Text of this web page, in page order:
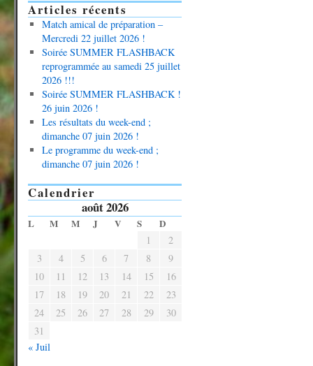
Articles récents
Match amical de préparation –
Mercredi 22 juillet 2026 !
Soirée SUMMER FLASHBACK
reprogrammée au samedi 25 juillet
2026 !!!
Soirée SUMMER FLASHBACK !
26 juin 2026 !
Les résultats du week-end ;
dimanche 07 juin 2026 !
Le programme du week-end ;
dimanche 07 juin 2026 !
Calendrier
août 2026
L M M J V S D
1
2
3
4 5 6 7 8
9
10
11 12 13 14 15
16
17
18 19 20 21 22
23
24
25 26 27 28 29
30
31
« Juil